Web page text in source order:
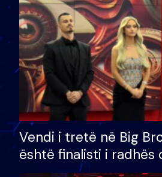
Vendi i tretë në Big
është finalisti i radhës